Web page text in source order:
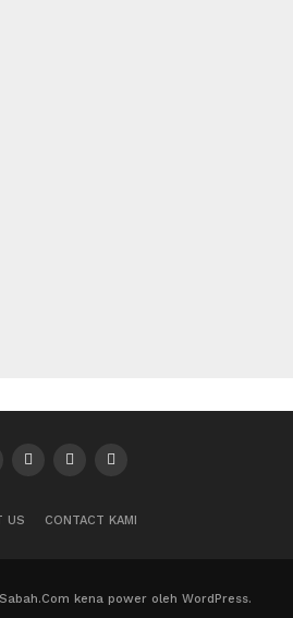
US CONTACT KAMI
kena power oleh WordPress.